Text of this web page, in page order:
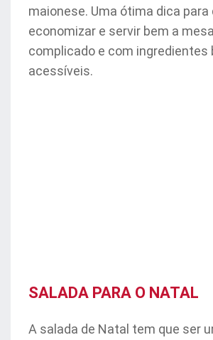
maionese. Uma ótima dica para
economizar e servir bem a
complicado e com ingredientes
acessíveis.
SALADA PARA O NATAL
A salada de Natal tem que ser